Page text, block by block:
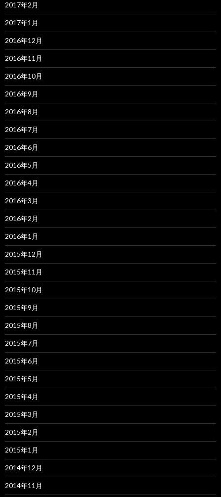
2017年2月
2017年1月
2016年12月
2016年11月
2016年10月
2016年9月
2016年8月
2016年7月
2016年6月
2016年5月
2016年4月
2016年3月
2016年2月
2016年1月
2015年12月
2015年11月
2015年10月
2015年9月
2015年8月
2015年7月
2015年6月
2015年5月
2015年4月
2015年3月
2015年2月
2015年1月
2014年12月
2014年11月